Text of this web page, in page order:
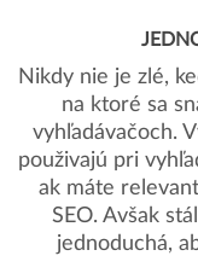
Nikdy nie je zlé,
na ktoré sa
vyhľadávačoch.
použivajú pri
ak máte
SEO. Avšak
jednoduchá,